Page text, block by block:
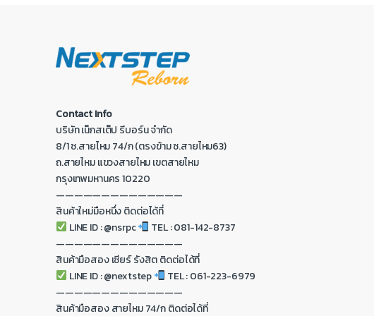
Contact Info
บริษัท เน็กสเต็ป รีบอร์น จำกัด
8/1 ซ.สายไหม 74/ก (ตรงข้าม ซ.สายไหม63)
ถ.สายไหม แขวงสายไหม เขตสายไหม
กรุงเทพมหานคร 10220
——————————————
สินค้าใหม่มือหนึ่ง ติดต่อได้ที่
LINE ID : @nsrpc
TEL : 081-142-8737
——————————————
สินค้ามือสอง เซียร์ รังสิต ติดต่อได้ที่
LINE ID : @nextstep
TEL : 061-223-6979
——————————————
สินค้ามือสอง สายไหม 74/ก ติดต่อได้ที่